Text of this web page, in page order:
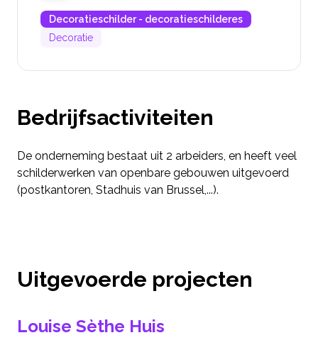
Decoratieschilder - decoratieschilderes
Decoratie
Bedrijfsactiviteiten
De onderneming bestaat uit 2 arbeiders, en heeft veel
schilderwerken van openbare gebouwen uitgevoerd
(postkantoren, Stadhuis van Brussel,...).
Uitgevoerde projecten
Louise Sèthe Huis